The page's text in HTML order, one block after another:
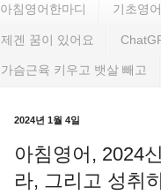
아침영어한마디 기초영
제겐 꿈이 있어요
가슴근육 키우고 뱃살 빼고
2024년 1월 4일
아침영어, 2024
라, 그리고 성취